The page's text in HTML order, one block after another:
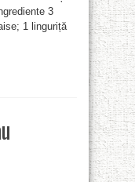
3
1 linguriță